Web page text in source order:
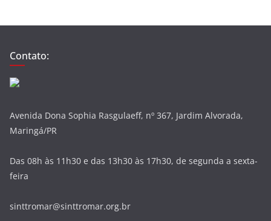
Contato:
Avenida Dona Sophia Rasgulaeff, nº 367, Jardim Alvorada,
Maringá/PR
Das 08h às 11h30 e das 13h30 às 17h30, de segunda a sexta-
feira
sinttromar@sinttromar.org.br